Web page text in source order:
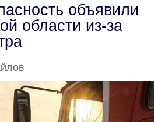
объявили
области из-за